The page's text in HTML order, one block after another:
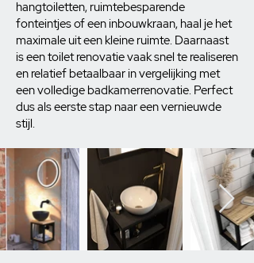
hangtoiletten, ruimtebesparende
fonteintjes of een inbouwkraan, haal je het
maximale uit een kleine ruimte. Daarnaast
is een toilet renovatie vaak snel te realiseren
en relatief betaalbaar in vergelijking met
een volledige badkamerrenovatie. Perfect
dus als eerste stap naar een vernieuwde
stijl.